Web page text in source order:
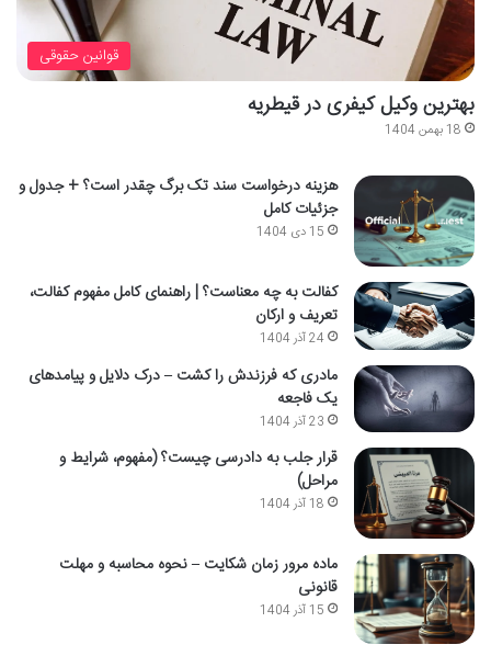
قوانین حقوقی
بهترین وکیل کیفری در قیطریه
18 بهمن 1404
هزینه درخواست سند تک برگ چقدر است؟ + جدول و
جزئیات کامل
15 دی 1404
کفالت به چه معناست؟ | راهنمای کامل مفهوم کفالت،
تعریف و ارکان
24 آذر 1404
مادری که فرزندش را کشت – درک دلایل و پیامدهای
یک فاجعه
23 آذر 1404
قرار جلب به دادرسی چیست؟ (مفهوم، شرایط و
مراحل)
18 آذر 1404
ماده مرور زمان شکایت – نحوه محاسبه و مهلت
قانونی
15 آذر 1404